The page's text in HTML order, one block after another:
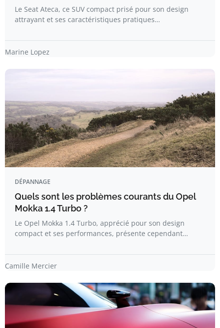
Le Seat Ateca, ce SUV compact prisé pour son design
attrayant et ses caractéristiques pratiques…
Marine Lopez
DÉPANNAGE
Quels sont les problèmes courants du Opel
Mokka 1.4 Turbo ?
Le Opel Mokka 1.4 Turbo, apprécié pour son design
compact et ses performances, présente cependant…
Camille Mercier